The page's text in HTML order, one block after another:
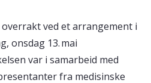
ved et arrangement i
onsdag 13. mai
var i samarbeid med
fra medisinske